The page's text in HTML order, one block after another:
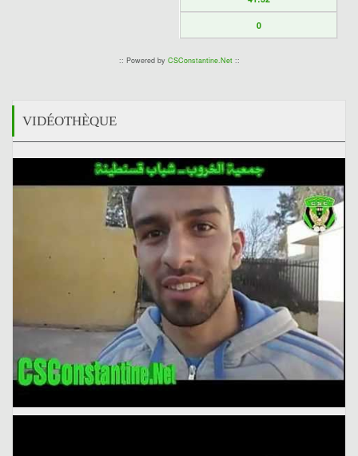
0
:: Powered by CSConstantine.Net::
VIDÉOTHÈQUE